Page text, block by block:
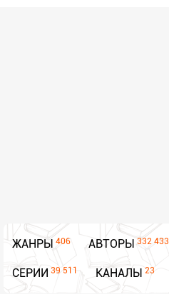
ЖАНРЫ 406 АВТОРЫ 332 433
СЕРИИ 39 511 КАНАЛЫ 23